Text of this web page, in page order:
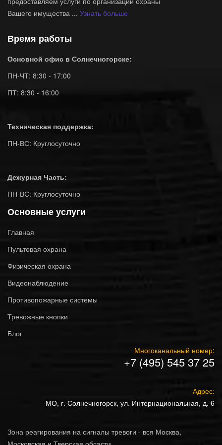
Вашего имущества ... Узнать больше
Время работы
Основной офис в Солнечногорске:
ПН-ЧТ: 8:30 - 17:00
ПТ: 8:30 - 16:00
Техническая поддержка:
ПН-ВС: Круглосуточно
Дежурная Часть:
ПН-ВС: Круглосуточно
Основные услуги
Главная
Пультовая охрана
Физическая охрана
Видеонаблюдение
Противопожарные системы
Тревожные кнопки
Блог
Многоканальный номер:
+7 (495) 545 37 25
Адрес:
МО, г. Солнечногорск, ул. Интернациональная, д. 6
Зона реагирования на сигналы тревоги - вся Москва,